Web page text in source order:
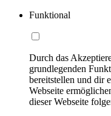
Funktional
Durch das
grundlegenden
bereitstellen und dir
Webseite
dieser Webseite